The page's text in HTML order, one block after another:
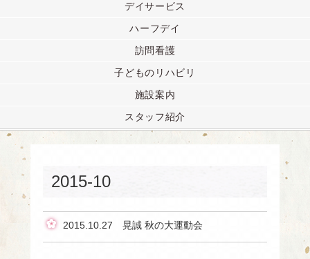
デイサービス
ハーフデイ
訪問看護
子どものリハビリ
施設案内
スタッフ紹介
2015-10
2015.10.27 晃誠 秋の大運動会